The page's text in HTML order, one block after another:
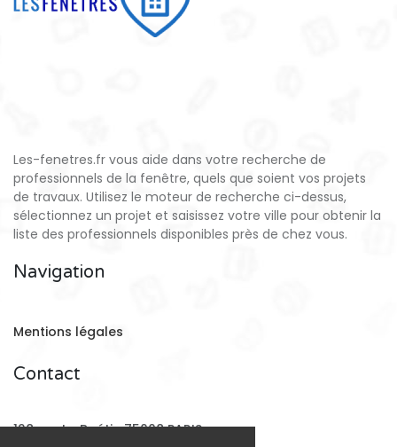
Les-fenetres.fr vous aide dans votre recherche de
professionnels de la fenêtre, quels que soient vos projets
de travaux. Utilisez le moteur de recherche ci-dessus,
sélectionnez un projet et saisissez votre ville pour obtenir la
liste des professionnels disponibles près de chez vous.
Navigation
Mentions légales
Contact
128 rue La Boétie 75008 PARIS